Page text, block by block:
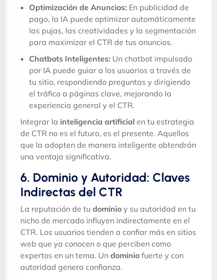
Optimización de Anuncios: En publicidad de
pago, la IA puede optimizar automáticamente
las pujas, las creatividades y la segmentación
para maximizar el CTR de tus anuncios.
Chatbots Inteligentes: Un chatbot impulsado
por IA puede guiar a los usuarios a través de
tu sitio, respondiendo preguntas y dirigiendo
el tráfico a páginas clave, mejorando la
experiencia general y el CTR.
Integrar la inteligencia artificial en tu estrategia
de CTR no es el futuro, es el presente. Aquellos
que la adopten de manera inteligente obtendrán
una ventaja significativa.
6. Dominio y Autoridad: Claves
Indirectas del CTR
La reputación de tu dominio y su autoridad en tu
nicho de mercado influyen indirectamente en el
CTR. Los usuarios tienden a confiar más en sitios
web que ya conocen o que perciben como
expertos en un tema. Un dominio fuerte y con
autoridad genera confianza.